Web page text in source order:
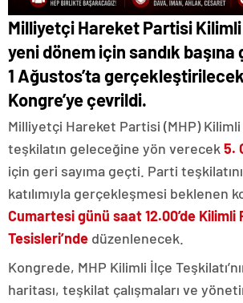
Milliyetçi Hareket Partisi
yeni dönem için sandık başına
1 Ağustos’ta
Kongre’ye çevrildi.
Milliyetçi Hareket Partisi (MHP) Kilimli
teşkilatın geleceğine yön verecek 5.
için geri sayıma geçti. Parti
katılımıyla gerçekleşmesi beklenen
Cumartesi günü saat 12.00’de Kilimli
Tesisleri’nde düzenlenecek.
Kongrede, MHP Kilimli İlçe
haritası, teşkilat çalışmaları ve